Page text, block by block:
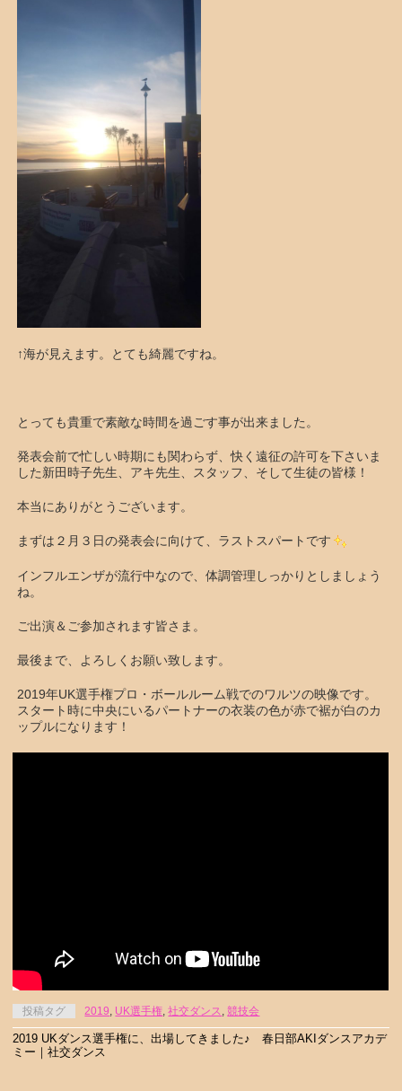
↑海が見えます。とても綺麗ですね。
とっても貴重で素敵な時間を過ごす事が出来ました。
発表会前で忙しい時期にも関わらず、快く遠征の許可を下さいま
した新田時子先生、アキ先生、スタッフ、そして生徒の皆様！
本当にありがとうございます。
まずは２月３日の発表会に向けて、ラストスパートです
インフルエンザが流行中なので、体調管理しっかりとしましょう
ね。
ご出演＆ご参加されます皆さま。
最後まで、よろしくお願い致します。
2019年UK選手権プロ・ボールルーム戦でのワルツの映像です。
スタート時に中央にいるパートナーの衣装の色が赤で裾が白のカ
ップルになります！
投稿タグ 2019, UK選手権,社交ダンス,競技会
2019 UKダンス選手権に、出場してきました♪ 春日部AKIダンスアカデ
ミー｜社交ダンス